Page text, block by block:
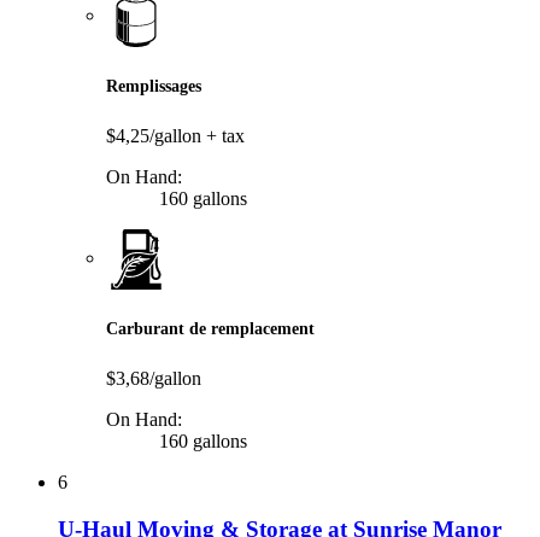
Remplissages
$4,25/gallon + tax
On Hand:
160 gallons
Carburant de remplacement
$3,68/gallon
On Hand:
160 gallons
6
U-Haul Moving & Storage at Sunrise Manor